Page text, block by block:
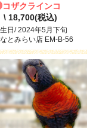
コザクラインコ
\ 18,700(税込)
日/ 2024年5月下旬
とみらい店 EM-B-56